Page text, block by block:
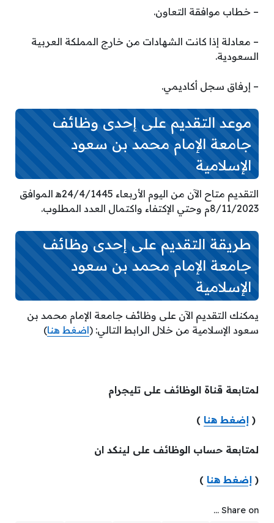
– خطاب موافقة التعاون.
– معادلة إذا كانت الشهادات من خارج المملكة العربية
السعودية.
– إرفاق سجل أكاديمي.
موعد التقديم على إحدى وظائف
جامعة الإمام محمد بن سعود
الإسلامية
التقديم متاح الآن من اليوم الأربعاء 24/4/1445ه‍ الموافق
8/11/2023م وحتي الإكتفاء واكتمال العدد المطلوب.
طريقة التقديم على إحدى وظائف
جامعة الإمام محمد بن سعود
الإسلامية
يمكنك التقديم الآن على وظائف جامعة الإمام محمد بن
سعود الإسلامية من خلال الرابط التالي: (اضغط هنا)
لمتابعة قناة الوظائف على تليجرام
( إضغط هنا )
لمتابعة حساب الوظائف على لينكد ان
( إضغط هنا )
Share on ...